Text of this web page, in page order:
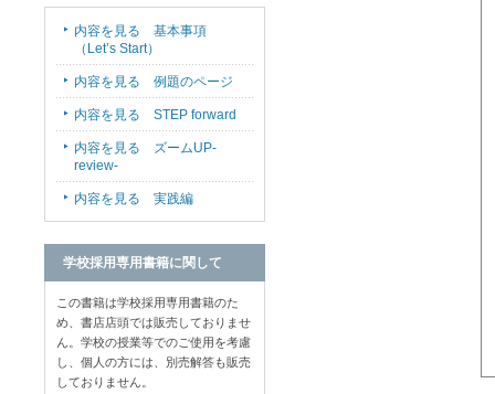
内容を見る 基本事項
（Let’s Start）
内容を見る 例題のページ
内容を見る STEP forward
内容を見る ズームUP-
review-
内容を見る 実践編
学校採用専用書籍に関して
この書籍は学校採用専用書籍のた
め、書店店頭では販売しておりませ
ん。学校の授業等でのご使用を考慮
し、個人の方には、別売解答も販売
しておりません。